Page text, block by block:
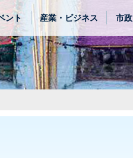
ント 産業・ビジネス 市政